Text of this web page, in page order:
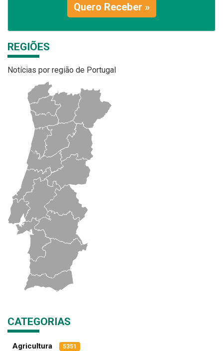
Quero Receber »
REGIÕES
Notícias por região de Portugal
CATEGORIAS
Agricultura 5351